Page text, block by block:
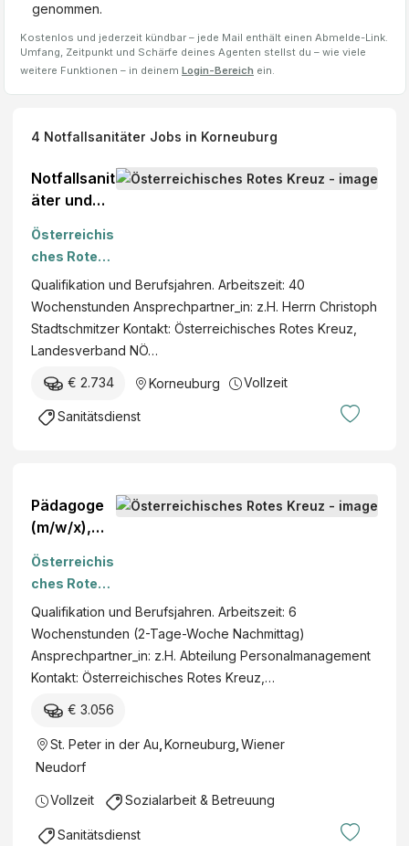
genommen.
Kostenlos und jederzeit kündbar – jede Mail enthält einen Abmelde-Link.
Umfang, Zeitpunkt und Schärfe deines Agenten stellst du – wie viele
weitere Funktionen – in deinem Login-Bereich ein.
4 Notfallsanitäter Jobs in Korneuburg
Notfallsanit
äter und
satzfahrer
(m/w/x),
VZ,
Korneubur
g -
befristete
Sommerver
tretung
Österreichis
ches Rotes
Kreuz
Qualifikation und Berufsjahren. Arbeitszeit: 40
Wochenstunden Ansprechpartner_in: z.H. Herrn Christoph
Stadtschmitzer Kontakt: Österreichisches Rotes Kreuz,
Landesverband NÖ…
€ 2.734 Korneuburg Vollzeit
Sanitätsdienst
Pädagoge
(m/w/x),
Lerntreff
Wiener
Neudorf
Österreichis
ches Rotes
Kreuz
Qualifikation und Berufsjahren. Arbeitszeit: 6
Wochenstunden (2-Tage-Woche Nachmittag)
Ansprechpartner_in: z.H. Abteilung Personalmanagement
Kontakt: Österreichisches Rotes Kreuz,…
€ 3.056
St. Peter in der Au Korneuburg Wiener
Neudorf
Vollzeit Sozialarbeit & Betreuung
Sanitätsdienst